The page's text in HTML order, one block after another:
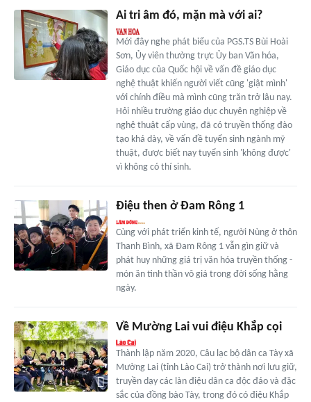
Ai tri âm đó, mặn mà với ai?
Mới đây nghe phát biểu của PGS.TS Bùi Hoài
Sơn, Ủy viên thường trực Ủy ban Văn hóa,
Giáo dục của Quốc hội về vấn đề giáo dục
nghệ thuật khiến người viết cũng 'giật mình'
với chính điều mà mình cũng trăn trở lâu nay.
Hỏi nhiều trường giáo dục chuyên nghiệp về
nghệ thuật cấp vùng, đã có truyền thống đào
tạo khá dày, về vấn đề tuyển sinh ngành mỹ
thuật, được biết nay tuyển sinh 'không được'
vì không có thí sinh.
Điệu then ở Đam Rông 1
Cùng với phát triển kinh tế, người Nùng ở thôn
Thanh Bình, xã Đam Rông 1 vẫn gìn giữ và
phát huy những giá trị văn hóa truyền thống -
món ăn tinh thần vô giá trong đời sống hằng
ngày.
Về Mường Lai vui điệu Khắp cọi
Thành lập năm 2020, Câu lạc bộ dân ca Tày xã
Mường Lai (tỉnh Lào Cai) trở thành nơi lưu giữ,
truyền dạy các làn điệu dân ca độc đáo và đặc
sắc của đồng bào Tày, trong đó có điệu Khắp